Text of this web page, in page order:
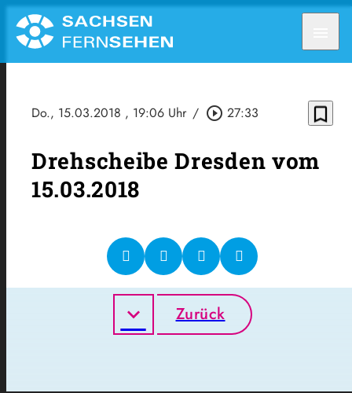
Do., 15.03.2018 , 19:06 Uhr / play_circle_outline 27:33 bookmark_border
Drehscheibe Dresden vom
15.03.2018
Zurück